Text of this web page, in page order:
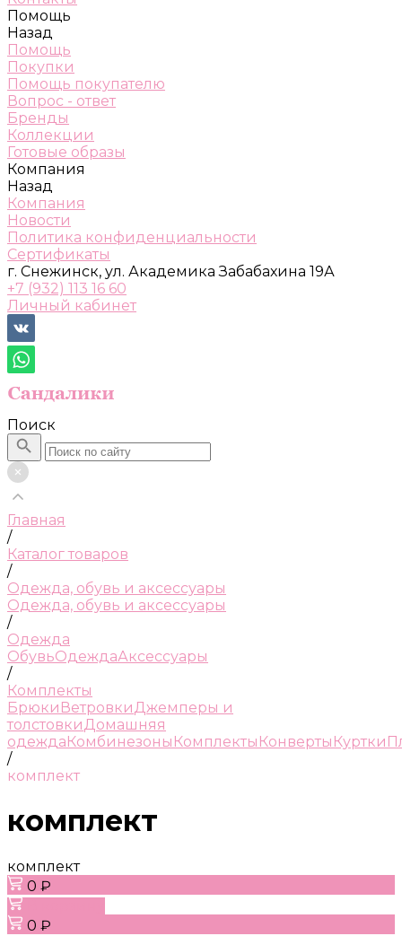
Помощь
Назад
Помощь
Покупки
Помощь покупателю
Вопрос - ответ
Бренды
Коллекции
Готовые образы
Компания
Назад
Компания
Новости
Политика конфиденциальности
Сертификаты
г. Снежинск, ул. Академика Забабахина 19А
+7 (932) 113 16 60
Личный кабинет
Поиск
Главная
/
Каталог товаров
/
Одежда, обувь и аксессуары
Одежда, обувь и аксессуары
/
Одежда
ОбувьОдеждаАксессуары
/
Комплекты
Брюки ВетровкиДжемперы и
толстовкиДомашняя
одеждаКомбинезоны Комплекты Конверты Куртки
/
комплект
комплект
комплект
0 ₽
0 ₽